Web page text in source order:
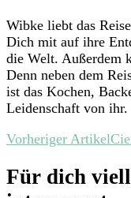
Wibke liebt das
Dich mit auf ihre
die Welt. Außerdem
Denn neben dem
ist das Kochen,
Leidenschaft von ihr.
Vorheriger Artikel
Für dich